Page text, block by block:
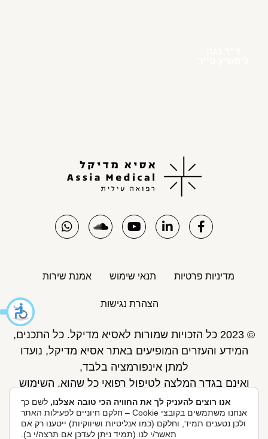
מדיניות פרטיות תנאי שימוש אמנת שירות
הצהרת נגישות
© 2023 כל הזכויות שמורות לאסיא מדיקל. כל התכנים,
המידע והעזרים המופיעים באתר אסיא מדיקל, נועדו
למתן אינפורמציה בלבד,
ואינם בגדר המלצה לטיפול רפואי כל שהוא. השימוש
באתר כפוף לתנאי השימוש ואינו מחליף את אחריות
הגולש לקבלת ייעוץ ע"י רופא.
פיתוח אתר: Skymaster
אנו רוצים להעניק לך את החוויה הכי טובה אצלנו, לשם כך
אנחנו משתמשים בקובצי Cookie – חלקם חיוניים לפעילות האתר
ולכן נטענים תמיד, וחלקם (כמו אנליטיות ושיווקיות) ייטענו רק אם
תאשר/י לנו (תמיד ניתן לעדכן אם תרצה/י ב).